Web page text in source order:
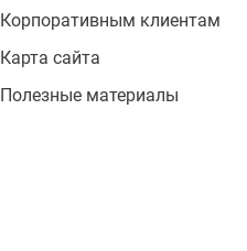
Корпоративным клиентам
Карта сайта
Полезные материалы